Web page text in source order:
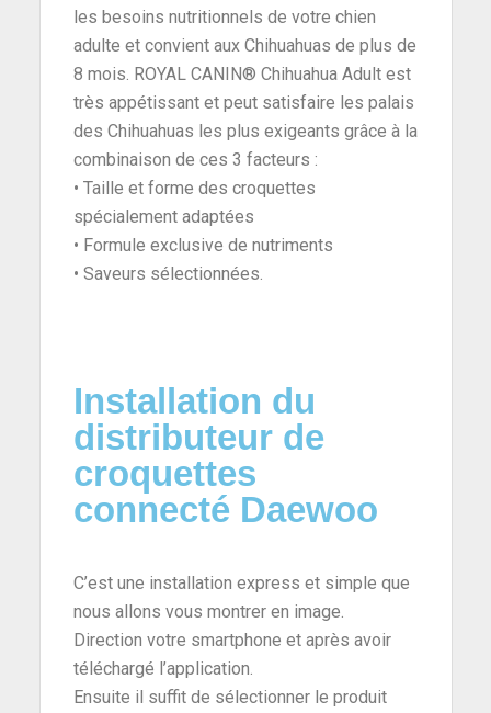
les besoins nutritionnels de votre chien
adulte et convient aux Chihuahuas de plus de
8 mois. ROYAL CANIN® Chihuahua Adult est
très appétissant et peut satisfaire les palais
des Chihuahuas les plus exigeants grâce à la
combinaison de ces 3 facteurs :
• Taille et forme des croquettes
spécialement adaptées
• Formule exclusive de nutriments
• Saveurs sélectionnées.
Installation du
distributeur de
croquettes
connecté Daewoo
C’est une installation express et simple que
nous allons vous montrer en image.
Direction votre smartphone et après avoir
téléchargé l’application.
Ensuite il suffit de sélectionner le produit